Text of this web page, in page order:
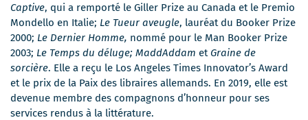
Captive, qui a remporté le Giller Prize au Canada et le Premio
Mondello en Italie; Le Tueur aveugle, lauréat du Booker Prize
2000; Le Dernier Homme, nommé pour le Man Booker Prize
2003; Le Temps du déluge; MaddAddam et Graine de
sorcière. Elle a reçu le Los Angeles Times Innovator’s Award
et le prix de la Paix des libraires allemands. En 2019, elle est
devenue membre des compagnons d’honneur pour ses
services rendus à la littérature.